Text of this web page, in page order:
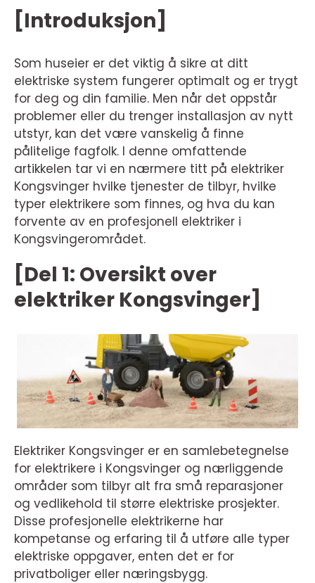
[Introduksjon]
Som huseier er det viktig å sikre at ditt
elektriske system fungerer optimalt og er trygt
for deg og din familie. Men når det oppstår
problemer eller du trenger installasjon av nytt
utstyr, kan det være vanskelig å finne
pålitelige fagfolk. I denne omfattende
artikkelen tar vi en nærmere titt på elektriker
Kongsvinger hvilke tjenester de tilbyr, hvilke
typer elektrikere som finnes, og hva du kan
forvente av en profesjonell elektriker i
Kongsvingerområdet.
[Del 1: Oversikt over
elektriker Kongsvinger]
Elektriker Kongsvinger er en samlebetegnelse
for elektrikere i Kongsvinger og nærliggende
områder som tilbyr alt fra små reparasjoner
og vedlikehold til større elektriske prosjekter.
Disse profesjonelle elektrikerne har
kompetanse og erfaring til å utføre alle typer
elektriske oppgaver, enten det er for
privatboliger eller næringsbygg.